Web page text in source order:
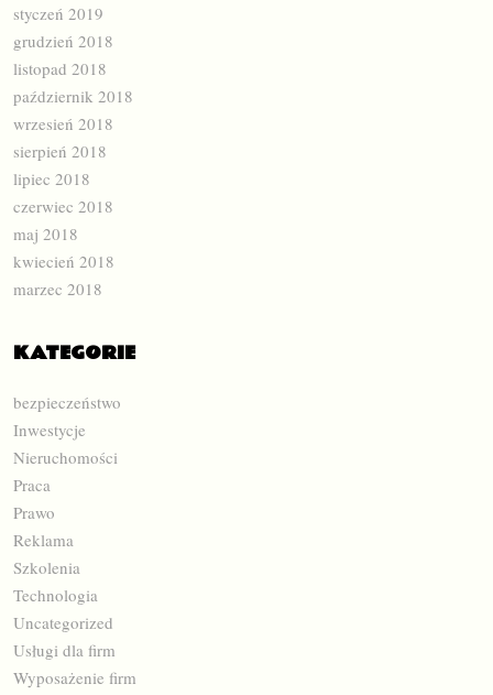
styczeń 2019
grudzień 2018
listopad 2018
październik 2018
wrzesień 2018
sierpień 2018
lipiec 2018
czerwiec 2018
maj 2018
kwiecień 2018
marzec 2018
KATEGORIE
bezpieczeństwo
Inwestycje
Nieruchomości
Praca
Prawo
Reklama
Szkolenia
Technologia
Uncategorized
Usługi dla firm
Wyposażenie firm